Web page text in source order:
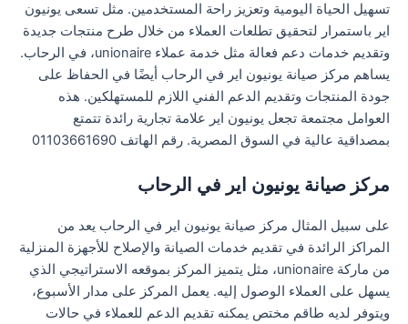
تسهيل الحياة اليومية وتعزيز راحة المستخدمين. مثل تسعى يونيون
اير باستمرار لتحقيق تطلعات العملاء من خلال طرح منتجات جديدة
وتقديم خدمات دعم فعالة مثل خدمة عملاء unionaire، في الرحاب.
يساهم مركز صيانة يونيون اير في الرحاب أيضًا في الحفاظ على
جودة المنتجات وتقديم الدعم الفني اللازم للمستهلكين. هذه
العوامل مجتمعة تجعل يونيون اير علامة تجارية رائدة تتمتع
بمصداقية عالية في السوق المصرية. رقم الهاتف 01103661690
مركز صيانة يونيون اير في الرحاب
على سبيل المثال مركز صيانة يونيون اير في الرحاب يعد من
المراكز الرائدة في تقديم خدمات الصيانة والإصلاح للأجهزة المنزلية
من ماركة unionaire، مثل يتميز المركز بموقعه الاستراتيجي الذي
يسهل على العملاء الوصول إليه. يعمل المركز على مدار الأسبوع،
ويتوفر لديه طاقم مختص يمكنه تقديم الدعم للعملاء في حالات